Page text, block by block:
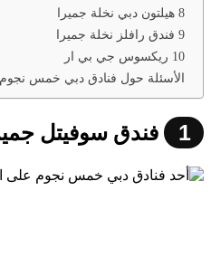
8 هيلتون دبي نخلة جميرا
9 فندق رافلز نخلة جميرا
10 ريكسوس جي بي ار
الأسئلة حول فنادق دبي خمس نجوم
1 فندق سوفيتل